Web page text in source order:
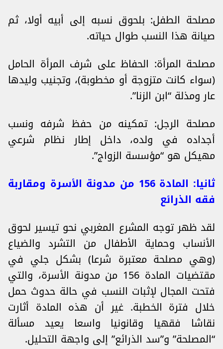
مصلحة الطفل: بلحوق نسبه إلى أبيه أولا، ثم
صيانة هذا النسب طوال حياته.
مصلحة المرأة: الحفاظ على شرف المرأة الحامل
(سواء كانت متزوجة أو مخطوبة)، وتجنيب وليدها
عار ومذلة “ابن الزنا”.
مصلحة الرجل: تمكينه من حفظ شرفه ونسب
أجداده في ولده، داخل إطار نظام شرعي
مهيكل هو “مؤسسة الزواج”.
ثانيا: المادة 156 من مدونة الأسرة ومقاربة
فقه الذرائع
لقد ظهر توجه المشرع المغربي نحو تيسير لحوق
الأنساب وحماية الأطفال من التشرد والضياع
(وهي مصلحة معتبرة شرعا) بشكل جلي في
مقتضيات المادة 156 من مدونة الأسرة، والتي
فتحت المجال لإثبات النسب في حالة حدوث حمل
خلال فترة الخطبة. غير أن هذه المادة أثارت
نقاشا فقهيا وقانونيا واسعا يعيد مسألة
“المصلحة” و”سد الذرائع” إلى واجهة التحليل.